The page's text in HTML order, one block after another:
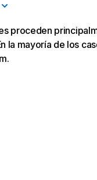
proceden
la mayoría de los